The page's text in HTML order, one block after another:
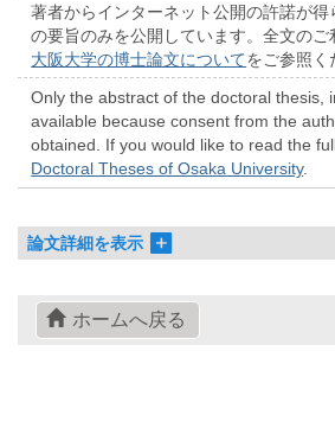
著者からインターネット公開の許諾が
の要旨のみを公開しています。全文のご
大阪大学の博士論文についてをご参照く
Only the abstract of the doctoral thesis,
available because consent from the
obtained. If you would like to read the
Doctoral Theses of Osaka University.
論文詳細を表示
ホームへ戻る